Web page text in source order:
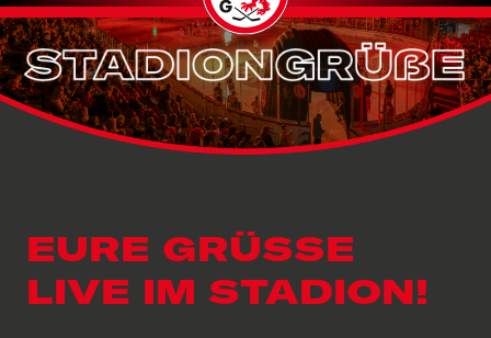
EURE GRÜSSE L
IVE IM STADION!